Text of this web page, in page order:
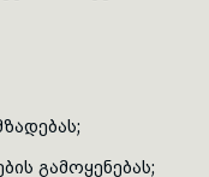
გამოყენებას;